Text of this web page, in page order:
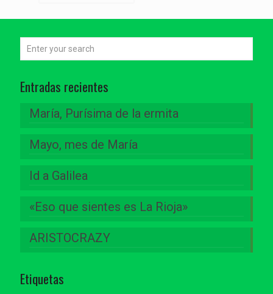
Entradas recientes
María, Purísima de la ermita
Mayo, mes de María
Id a Galilea
«Eso que sientes es La Rioja»
ARISTOCRAZY
Etiquetas